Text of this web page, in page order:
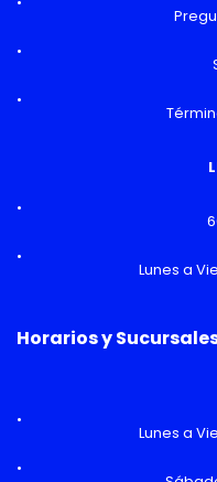
Lunes a
Horarios y
Lunes a